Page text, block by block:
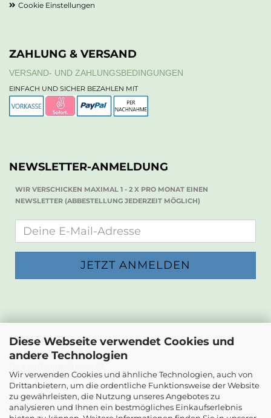
Diese Webseite verwendet Cookies und
andere Technologien
Wir verwenden Cookies und ähnliche Technologien, auch von
Drittanbietern, um die ordentliche Funktionsweise der Website
zu gewährleisten, die Nutzung unseres Angebotes zu
analysieren und Ihnen ein bestmögliches Einkaufserlebnis
Cookie Einstellungen
ZAHLUNG & VERSAND
VERSAND- UND ZAHLUNGSBEDINGUNGEN
EINFACH UND SICHER BEZAHLEN MIT
NEWSLETTER-ANMELDUNG
WIR VERSCHICKEN MAXIMAL 1 - 2 X PRO MONAT EINEN
NEWSLETTER (ABBESTELLUNG JEDERZEIT MÖGLICH)
KONTAKT
Die Papierwerkstatt
2232 Deutsch-Wagram
Email: info@diepapierwerkstatt.at
Tel. +43 664 5261978